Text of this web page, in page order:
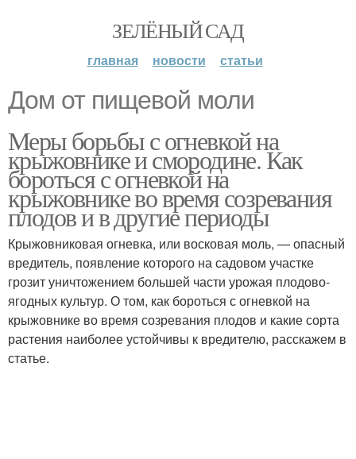
ЗЕЛЁНЫЙ САД
главная новости статьи
Дом от пищевой моли
Меры борьбы с огневкой на
крыжовнике и смородине. Как
бороться с огневкой на
крыжовнике во время созревания
плодов и в другие периоды
Крыжовниковая огневка, или восковая моль, — опасный
вредитель, появление которого на садовом участке
грозит уничтожением большей части урожая плодово-
ягодных культур. О том, как бороться с огневкой на
крыжовнике во время созревания плодов и какие сорта
растения наиболее устойчивы к вредителю, расскажем в
статье.